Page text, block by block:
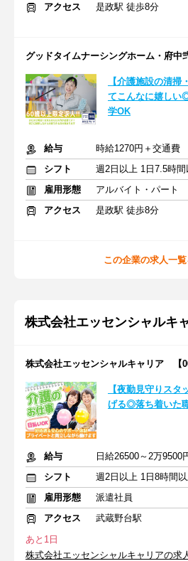
アクセス
是政駅 徒歩8分
グッドタイムナーシングホーム・府中
【介護施設の清掃
てこんなに嬉しい
学OK
給与
時給1270円＋交通費
シフト
週2日以上 1日7.5時間
雇用形態
アルバイト・パート
アクセス
是政駅 徒歩8分
この企業の求人一
株式会社エッセンシャルキ
株式会社エッセンシャルキャリア 【
【夜勤見守りス
げる◎落ち着いた
給与
日給26500～2万9500
シフト
雇用形態
派遣社員
アクセス
武蔵野台駅
あと1日
株式会社エッセンシャルキャリアの求